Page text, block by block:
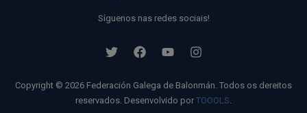
Síguenos nas redes sociais!
Copyright © 2026 Federación Galega de Balonmán. Todos os dereitos
reservados. Desenvolvido por TOOOLS